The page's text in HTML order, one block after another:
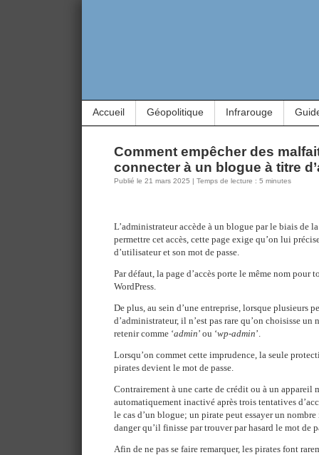
Accueil Géopolitique Infrarouge
Comment empêcher des
connecter à un blogue à titre
Publié le 21 mars 2025 | Temps de lecture : 5 minutes
L’administrateur accède à un blogue par le biais de
permettre cet accès, cette page exige qu’on lui
d’utilisateur et son mot de passe.
Par défaut, la page d’accès porte le même nom pour
WordPress.
De plus, au sein d’une entreprise, lorsque plusieurs
d’administrateur, il n’est pas rare qu’on choisisse
retenir comme ‘admin’ ou ‘wp-admin’.
Lorsqu’on commet cette imprudence, la seule
pirates devient le mot de passe.
Contrairement à une carte de crédit ou à un appareil
automatiquement inactivé après trois tentatives
le cas d’un blogue; un pirate peut essayer un
danger qu’il finisse par trouver par hasard le mot de
Afin de ne pas se faire remarquer, les pirates font